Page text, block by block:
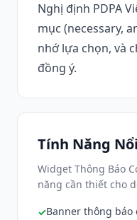
Nghị định PDPA
mục (necessary,
nhớ lựa chọn, và
đồng ý.
Tính Năng
Widget Thông Báo
năng cần thiết cho
Banner thông báo